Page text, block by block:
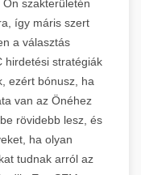
szakterületén
így máris szert
a választás
hirdetési stratégiák
ezért bónusz, ha
van az Önéhez
rövidebb lesz, és
ha olyan
tudnak arról az